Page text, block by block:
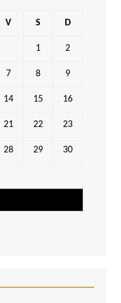
V S D
1 2
7 8 9
14 15 16
21 22 23
28 29 30